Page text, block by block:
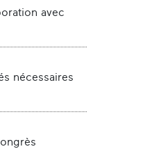
avec
nécessaires